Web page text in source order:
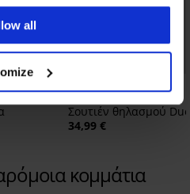
all
4,7
Σουτιέν θηλασμού
34,99 €
κομμάτια